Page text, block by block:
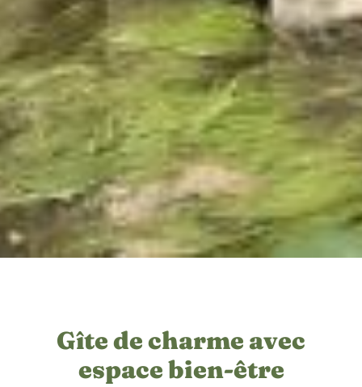
Gîte de charme avec
espace bien-être